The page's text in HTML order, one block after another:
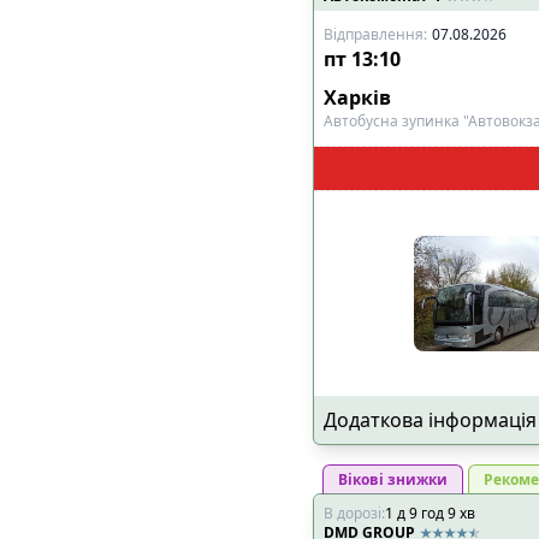
🔌Розетки біля
🔌
🎧Особистий
🧳Особливий багаж:
🚲Місце для
Місце для
Показано всі 4 рейси
Відправлення: 07.08.2026
пт 13:10
Харків
Автобусна зупинка
Додаткова інформація
Вікові знижки
В дорозі:1 д9 год9хв
DMD GROUP